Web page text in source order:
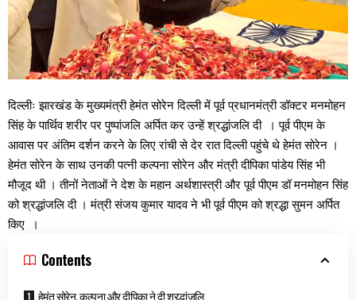
दिल्लीः झारखंड के मुख्यमंत्री हेमंत सोरेन दिल्ली में पूर्व प्रधानमंत्री डॉक्टर मनमोहन
सिंह के पार्थिव शरीर पर पुष्पांजलि अर्पित कर उन्हें श्रद्धांजलि दी । पूर्व पीएम के
आवास पर अंतिम दर्शन करने के लिए रांची से देर रात दिल्ली पहुंचे थे हेमंत सोरेन ।
हेमंत सोरेन के साथ उनकी पत्नी कल्पना सोरेन और मंत्री दीपिका पांडेय सिंह भी
मौजूद थी । तीनों नेताओं ने देश के महान अर्थशास्त्री और पूर्व पीएम डॉ मनमोहन सिंह
को श्रद्धांजलि दी । मंत्री संजय कुमार यादव ने भी पूर्व पीएम को श्रद्धा सुमन अर्पित
किए ।
Contents
हेमंत सोरेन, कल्पना और दीपिका ने दी श्रद्धांजलि